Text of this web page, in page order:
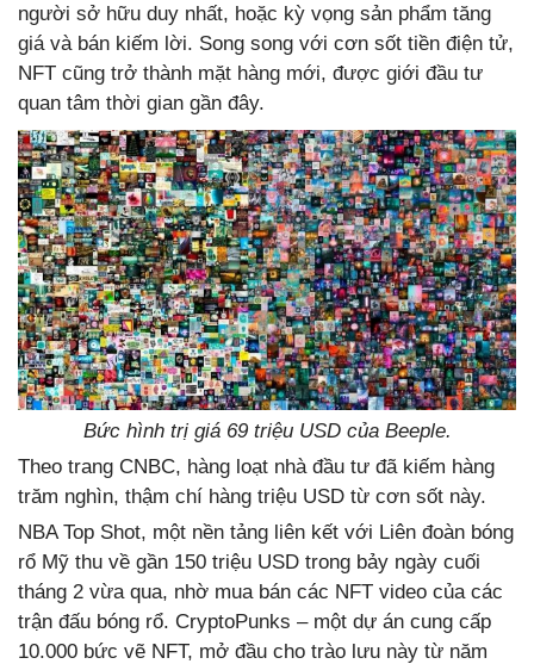
người sở hữu duy nhất, hoặc kỳ vọng sản phẩm tăng
giá và bán kiếm lời. Song song với cơn sốt tiền điện tử,
NFT cũng trở thành mặt hàng mới, được giới đầu tư
quan tâm thời gian gần đây.
Bức hình trị giá 69 triệu USD của Beeple.
Theo trang CNBC, hàng loạt nhà đầu tư đã kiếm hàng
trăm nghìn, thậm chí hàng triệu USD từ cơn sốt này.
NBA Top Shot, một nền tảng liên kết với Liên đoàn bóng
rổ Mỹ thu về gần 150 triệu USD trong bảy ngày cuối
tháng 2 vừa qua, nhờ mua bán các NFT video của các
trận đấu bóng rổ. CryptoPunks – một dự án cung cấp
10.000 bức vẽ NFT, mở đầu cho trào lưu này từ năm